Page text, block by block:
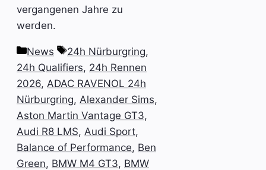
vergangenen Jahre zu
werden.
Kategorien
News Schlagwörter
24h Nürburgring,
24h Qualifiers, 24h Rennen
2026, ADAC RAVENOL 24h
Nürburgring, Alexander Sims,
Aston Martin Vantage GT3,
Audi R8 LMS, Audi Sport,
Balance of Performance, Ben
Green, BMW M4 GT3, BMW